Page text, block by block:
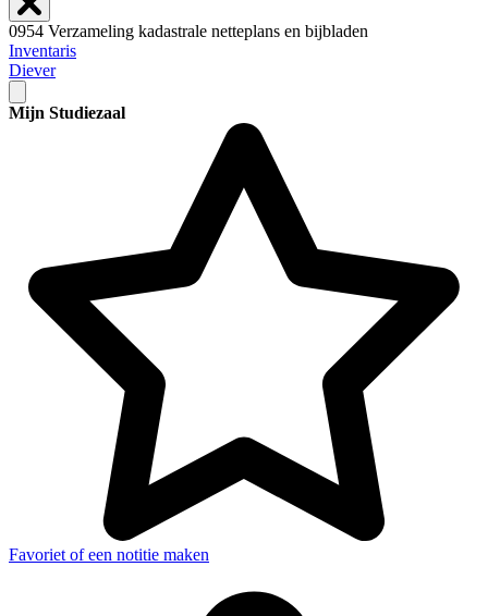
0954 Verzameling kadastrale netteplans en bijbladen
Inventaris
Diever
Mijn Studiezaal
Favoriet of een notitie maken